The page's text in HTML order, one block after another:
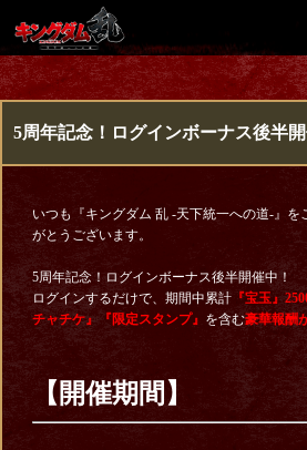
5周年記念！ログインボーナス後半開
いつも『キングダム 乱 -天下統一への道-』を
がとうございます。
5周年記念！ログインボーナス後半開催中！
ログインするだけで、期間中累計『宝玉』
チャチケ』『限定スタンプ』 を含む豪華報酬
【開催期間】